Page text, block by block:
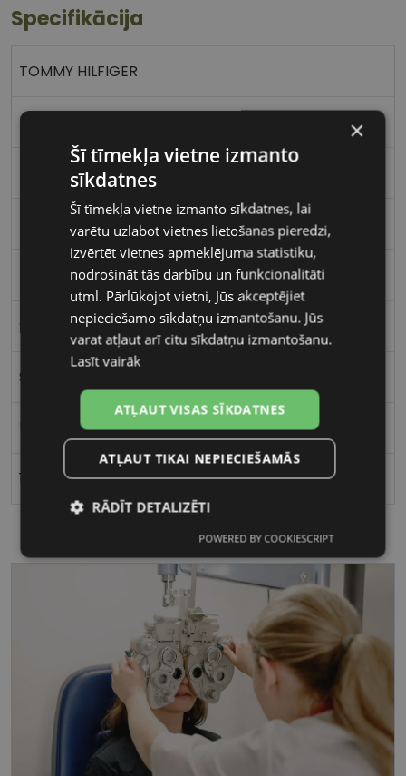
Specifikācija
TOMMY HILFIGER
52-19
rosegold
Stūrains
Sievietēm
19
×
Šī tīmekļa vietne izmanto
sīkdatnes
Šī tīmekļa vietne izmanto sīkdatnes, lai
varētu uzlabot vietnes lietošanas pieredzi,
izvērtēt vietnes apmeklējuma statistiku,
nodrošināt tās darbību un funkcionalitāti
utml. Pārlūkojot vietni, Jūs akceptējiet
nepieciešamo sīkdatņu izmantošanu. Jūs
varat atļaut arī citu sīkdatņu izmantošanu.
Lasīt vairāk
ATĻAUT VISAS SĪKDATNES
ATĻAUT TIKAI NEPIECIEŠAMĀS
RĀDĪT DETALIZĒTI
sīkdatnes
Statistikas
sīkdatnes
Mārketinga
sīkdatnes
Funkcionālās
sīkdatnes
Nepieciešamās sīkdatnes
POWERED BY COOKIESCRIPT